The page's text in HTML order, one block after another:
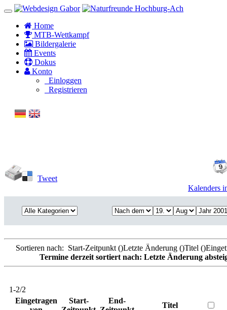
Home
MTB-Wettkampf
Bildergalerie
Events
Dokus
Konto
Einloggen
Registrieren
Tweet
Kalenders
Sortieren nach: Start-Zeitpunkt ()Letzte Änderung ()Titel (
Termine derzeit sortiert nach: Letzte Änderung
1-2/2
Eingetragen
Start-
End-
Titel